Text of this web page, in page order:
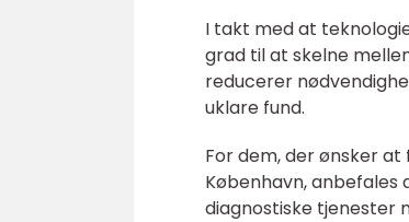
I takt med at
grad til at skelne
reducerer
uklare fund.
For dem, der ønsker
København,
diagnostiske tjenester